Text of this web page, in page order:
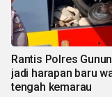
Rantis Polres
jadi harapan baru
tengah kemarau